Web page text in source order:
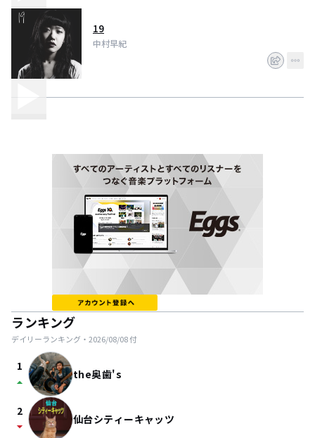
19
中村早紀
ランキング
デイリーランキング・ 2026/08/08付
1
arrow_drop_up the奥歯's
2
arrow_drop_down 仙台シティーキャッツ